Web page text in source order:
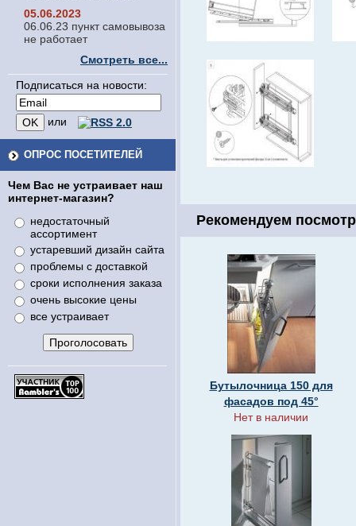
05.06.2023
06.06.23 пункт самовывоза
не работает
Смотреть все...
Подписаться на новости:
или
ОПРОС ПОСЕТИТЕЛЕЙ
Чем Вас не устраивает наш
интернет-магазин?
недостаточный
ассортимент
устаревший дизайн сайта
проблемы с доставкой
сроки исполнения заказа
очень высокие цены
все устраивает
Рекомендуем
Бутылочница 150 для
фасадов под 45°
Нет в наличии